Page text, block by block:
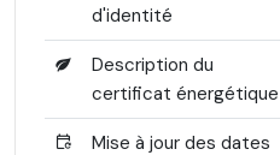
d'identité
Description du
certificat énergétique
Mise à jour des dates